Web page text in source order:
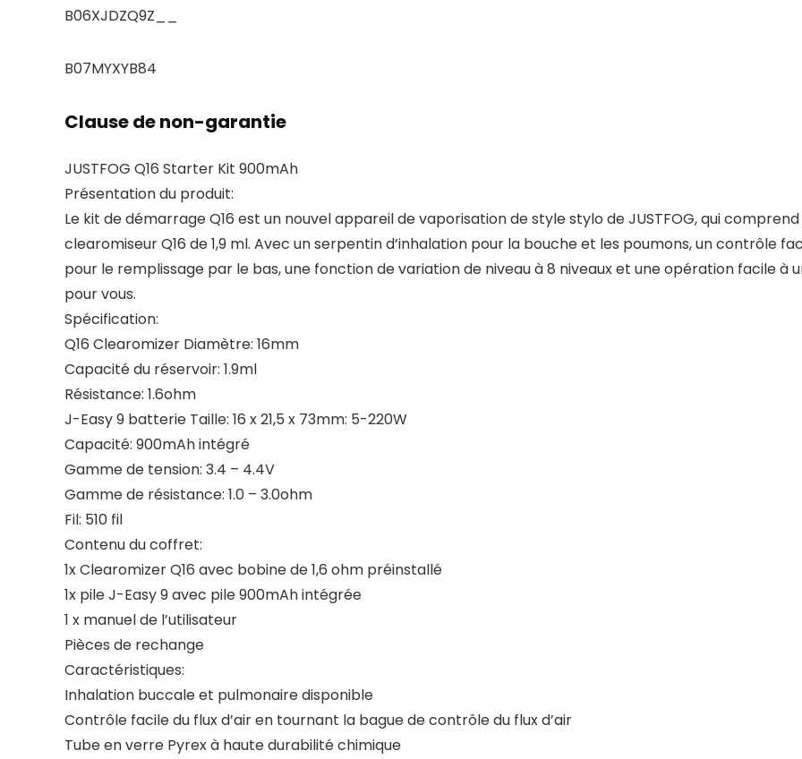
B06XJDZQ9Z__
B07MYXYB84
Clause de non-garantie
JUSTFOG Q16 Starter Kit 900mAh
Présentation du produit:
Le kit de démarrage Q16 est un nouvel appareil de vaporisation de style stylo de JUSTFOG, qui
clearomiseur Q16 de 1,9 ml. Avec un serpentin d’inhalation pour la bouche et les poumons, un contrôle
pour le remplissage par le bas, une fonction de variation de niveau à 8 niveaux et une opération facile à
pour vous.
Spécification:
Q16 Clearomizer Diamètre: 16mm
Capacité du réservoir: 1.9ml
Résistance: 1.6ohm
J-Easy 9 batterie Taille: 16 x 21,5 x 73mm: 5-220W
Capacité: 900mAh intégré
Gamme de tension: 3.4 – 4.4V
Gamme de résistance: 1.0 – 3.0ohm
Fil: 510 fil
Contenu du coffret:
1x Clearomizer Q16 avec bobine de 1,6 ohm préinstallé
1x pile J-Easy 9 avec pile 900mAh intégrée
1 x manuel de l’utilisateur
Pièces de rechange
Caractéristiques:
Inhalation buccale et pulmonaire disponible
Contrôle facile du flux d’air en tournant la bague de contrôle du flux d’air
Tube en verre Pyrex à haute durabilité chimique